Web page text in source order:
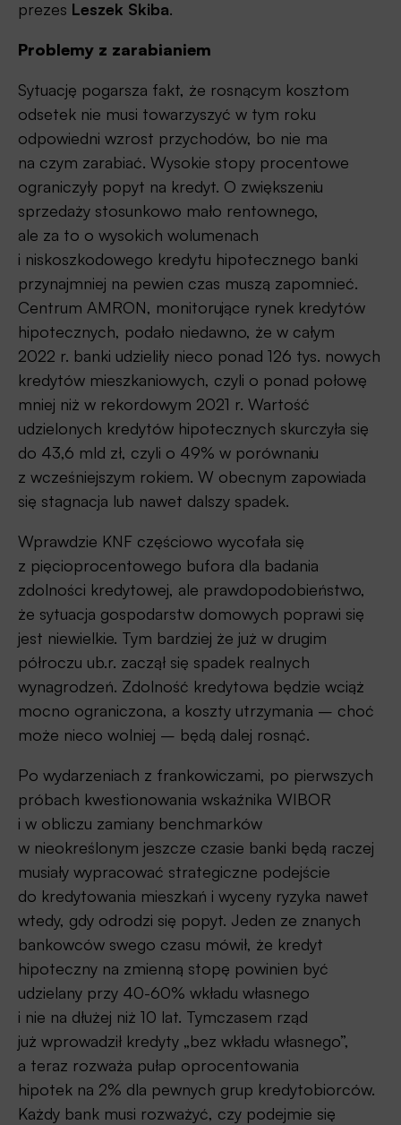
prezes Leszek Skiba.
Problemy z zarabianiem
Sytuację pogarsza fakt, że rosnącym kosztom
odsetek nie musi towarzyszyć w tym roku
odpowiedni wzrost przychodów, bo nie ma
na czym zarabiać. Wysokie stopy procentowe
ograniczyły popyt na kredyt. O zwiększeniu
sprzedaży stosunkowo mało rentownego,
ale za to o wysokich wolumenach
i niskoszkodowego kredytu hipotecznego banki
przynajmniej na pewien czas muszą zapomnieć.
Centrum AMRON, monitorujące rynek kredytów
hipotecznych, podało niedawno, że w całym
2022 r. banki udzieliły nieco ponad 126 tys. nowych
kredytów mieszkaniowych, czyli o ponad połowę
mniej niż w rekordowym 2021 r. Wartość
udzielonych kredytów hipotecznych skurczyła się
do 43,6 mld zł, czyli o 49% w porównaniu
z wcześniejszym rokiem. W obecnym zapowiada
się stagnacja lub nawet dalszy spadek.
Wprawdzie KNF częściowo wycofała się
z pięcioprocentowego bufora dla badania
zdolności kredytowej, ale prawdopodobieństwo,
że sytuacja gospodarstw domowych poprawi się
jest niewielkie. Tym bardziej że już w drugim
półroczu ub.r. zaczął się spadek realnych
wynagrodzeń. Zdolność kredytowa będzie wciąż
mocno ograniczona, a koszty utrzymania – choć
może nieco wolniej – będą dalej rosnąć.
Po wydarzeniach z frankowiczami, po pierwszych
próbach kwestionowania wskaźnika WIBOR
i w obliczu zamiany benchmarków
w nieokreślonym jeszcze czasie banki będą raczej
musiały wypracować strategiczne podejście
do kredytowania mieszkań i wyceny ryzyka nawet
wtedy, gdy odrodzi się popyt. Jeden ze znanych
bankowców swego czasu mówił, że kredyt
hipoteczny na zmienną stopę powinien być
udzielany przy 40-60% wkładu własnego
i nie na dłużej niż 10 lat. Tymczasem rząd
już wprowadził kredyty „bez wkładu własnego”,
a teraz rozważa pułap oprocentowania
hipotek na 2% dla pewnych grup kredytobiorców.
Każdy bank musi rozważyć, czy podejmie się